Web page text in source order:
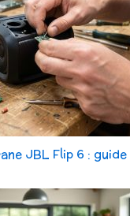
JBL Flip 6 :